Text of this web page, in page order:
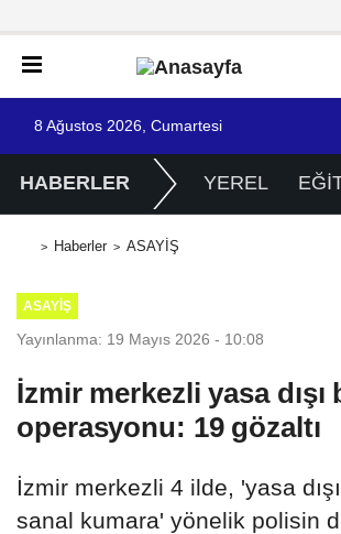
8 Ağustos 2026, Cumartesi
HABERLER YEREL
Haberler ASAYİŞ
ASAYİŞ
Yayınlanma: 19 Mayıs 2026 - 10:08
İzmir merkezli yasa dışı
operasyonu: 19 gözaltı
İzmir merkezli 4 ilde, 'yasa
sanal kumara' yönelik polisin